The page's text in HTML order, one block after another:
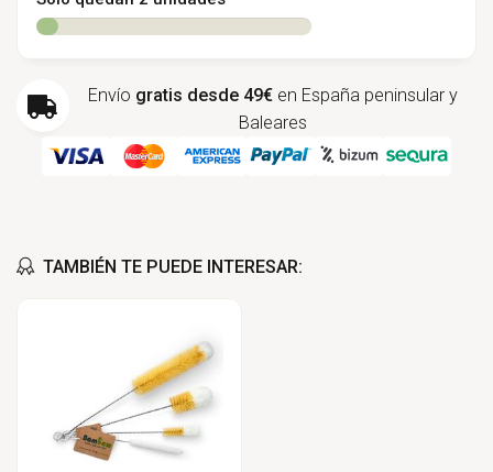
Envío gratis desde 49€ en España peninsular y
Baleares
TAMBIÉN TE PUEDE INTERESAR: